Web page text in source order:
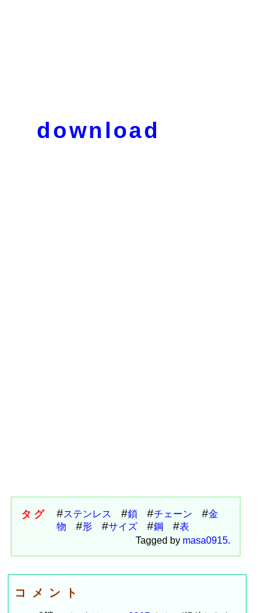
download
タグ ステンレス 鎖 チェーン
金
物
形 サイズ 鋼
表
Tagged by masa0915.
コメント